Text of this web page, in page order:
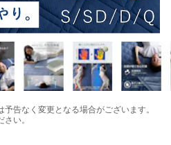
告なく変更となる場合がございます。
い。